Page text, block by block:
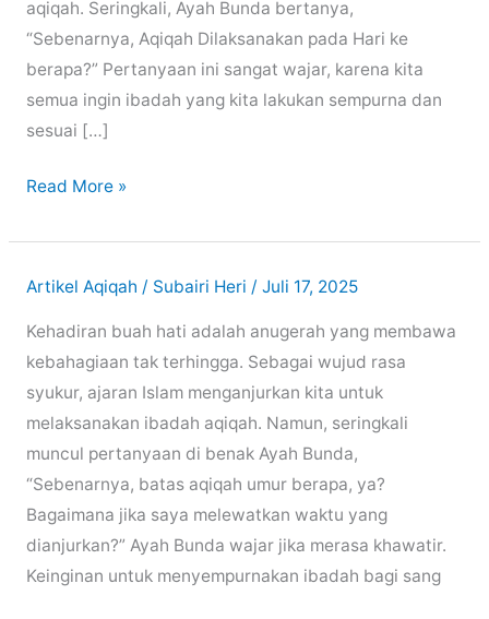
aqiqah. Seringkali, Ayah Bunda bertanya,
“Sebenarnya, Aqiqah Dilaksanakan pada Hari ke
berapa?” Pertanyaan ini sangat wajar, karena kita
semua ingin ibadah yang kita lakukan sempurna dan
sesuai […]
Aqiqah
pada
Hari
berapa?
Read More »
Artikel Aqiqah / Subairi Heri / Juli 17, 2025
Kehadiran buah hati adalah anugerah yang membawa
kebahagiaan tak terhingga. Sebagai wujud rasa
syukur, ajaran Islam menganjurkan kita untuk
melaksanakan ibadah aqiqah. Namun, seringkali
muncul pertanyaan di benak Ayah Bunda,
“Sebenarnya, batas aqiqah umur berapa, ya?
Bagaimana jika saya melewatkan waktu yang
dianjurkan?” Ayah Bunda wajar jika merasa khawatir.
Keinginan untuk menyempurnakan ibadah bagi sang